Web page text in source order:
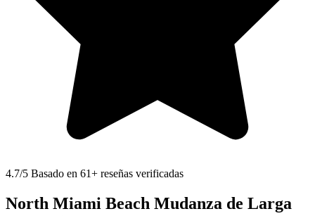
4.7/5 Basado en 61+ reseñas verificadas
North Miami Beach Mudanza de Larga